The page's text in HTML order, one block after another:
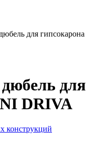
для гипсокарона
для
DRIVA
конструкций